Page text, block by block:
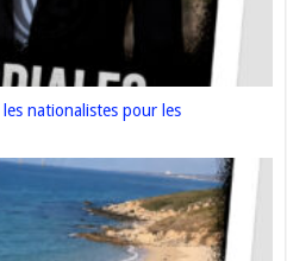
nationalistes pour les